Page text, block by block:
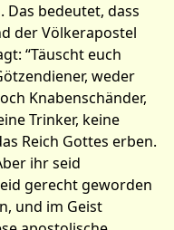
Das bedeutet, dass
der Völkerapostel
“Täuscht euch
weder
Knabenschänder,
Trinker, keine
Reich Gottes erben.
ihr seid
gerecht geworden
und im Geist